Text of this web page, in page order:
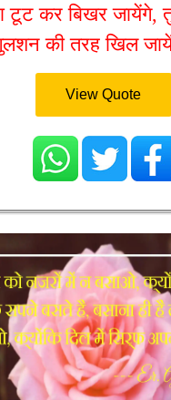
टूट कर बिखर जायेंगे,
की तरह खिल
View Quote